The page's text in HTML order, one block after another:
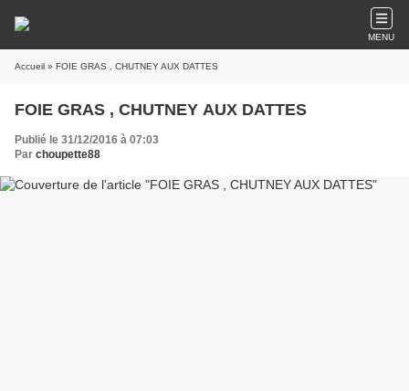
MENU
Accueil » FOIE GRAS , CHUTNEY AUX DATTES
FOIE GRAS , CHUTNEY AUX DATTES
Publié le 31/12/2016 à 07:03
Par choupette88